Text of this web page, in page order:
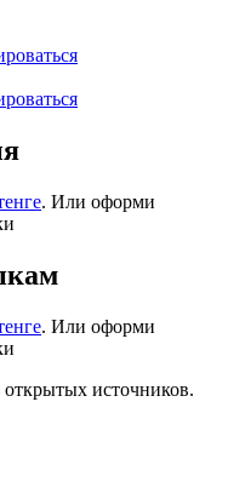
. Или оформи
. Или оформи
источников.